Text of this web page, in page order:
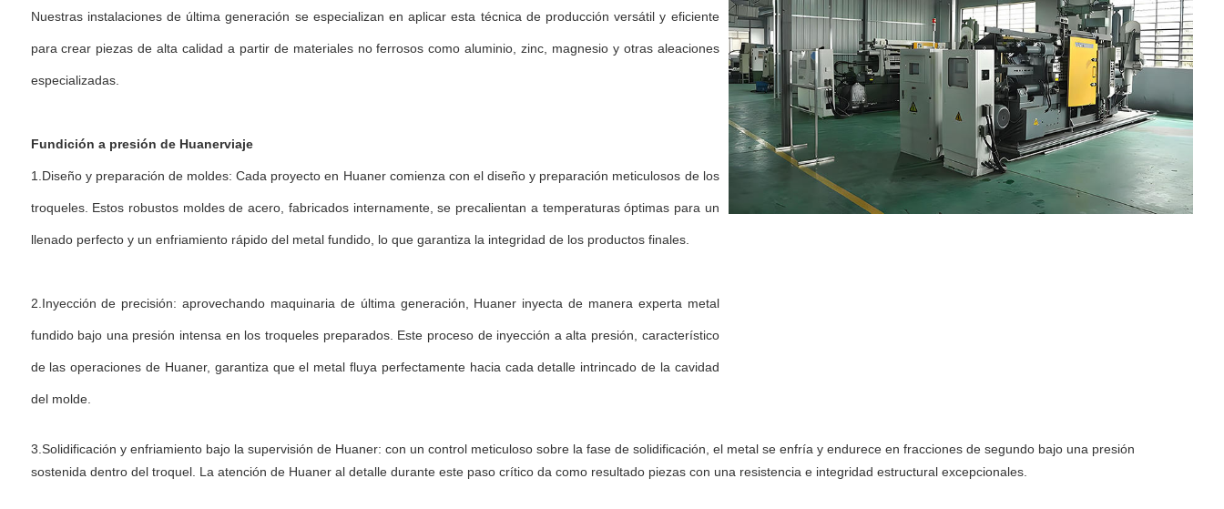
Nuestras instalaciones de última generación se especializan en aplicar esta técnica de producción versátil y eficiente
para crear piezas de alta calidad a partir de materiales no ferrosos como aluminio, zinc, magnesio y otras aleaciones
especializadas.
Fundición a presión de Huanerviaje
1.Diseño y preparación de moldes: Cada proyecto en Huaner comienza con el diseño y preparación meticulosos de los
troqueles. Estos robustos moldes de acero, fabricados internamente, se precalientan a temperaturas óptimas para un
llenado perfecto y un enfriamiento rápido del metal fundido, lo que garantiza la integridad de los productos finales.
2.Inyección de precisión: aprovechando maquinaria de última generación, Huaner inyecta de manera experta metal
fundido bajo una presión intensa en los troqueles preparados. Este proceso de inyección a alta presión, característico
de las operaciones de Huaner, garantiza que el metal fluya perfectamente hacia cada detalle intrincado de la cavidad
del molde.
3.Solidificación y enfriamiento bajo la supervisión de Huaner: con un control meticuloso sobre la fase de solidificación, el metal se enfría y endurece en fracciones de segundo bajo una presión
sostenida dentro del troquel. La atención de Huaner al detalle durante este paso crítico da como resultado piezas con una resistencia e integridad estructural excepcionales.